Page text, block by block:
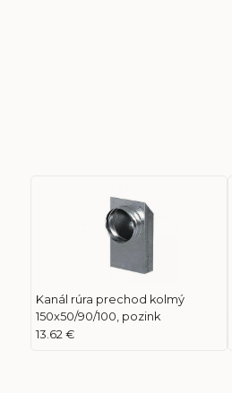
Kanál rúra prechod kolmý
150x50/90/100, pozink
13.62 €